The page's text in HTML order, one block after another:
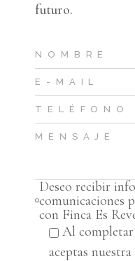
futuro.
Deseo recibir
comunicaciones
con Finca Es
Al
aceptas nuestra